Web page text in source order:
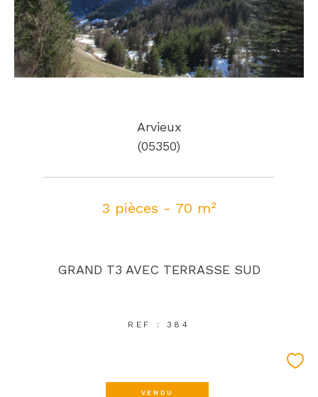
Arvieux
(05350)
3 pièces - 70 m²
GRAND T3 AVEC TERRASSE SUD
REF : 384
VENDU